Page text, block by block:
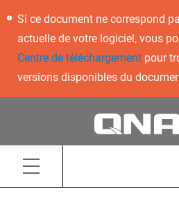
Si ce document ne correspond
actuelle de votre logiciel, vous
Centre de téléchargementpour
versions disponibles du